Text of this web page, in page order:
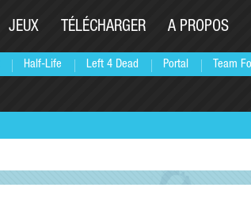
Half-Life Left 4 Dead Portal Team
JEUX TÉLÉCHARGER A PROPOS